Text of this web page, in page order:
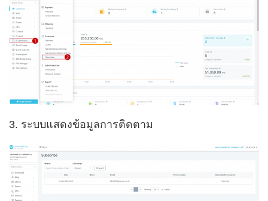
3. ระบบแสดงข้อมูลการติดตาม